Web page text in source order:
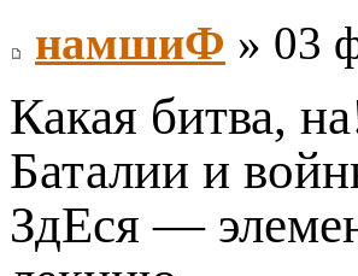
намшиФ » 03
Какая битва,
Баталии и
ЗдЕся —